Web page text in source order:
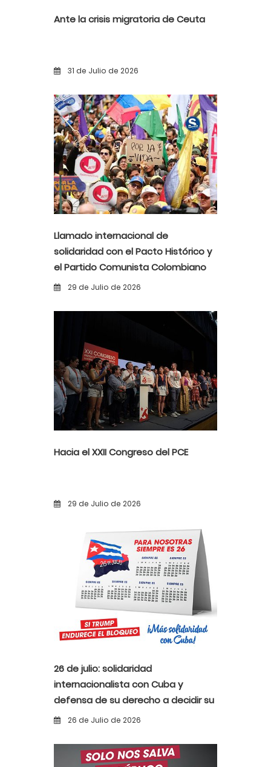
Ante la crisis migratoria de Ceuta
31 de Julio de 2026
Llamado internacional de
solidaridad con el Pacto Histórico y
el Partido Comunista Colombiano
ante la alerta democrática y la
29 de Julio de 2026
Hacia el XXII Congreso del PCE
29 de Julio de 2026
26 de julio: solidaridad
internacionalista con Cuba y
defensa de su derecho a decidir su
propio destino
26 de Julio de 2026